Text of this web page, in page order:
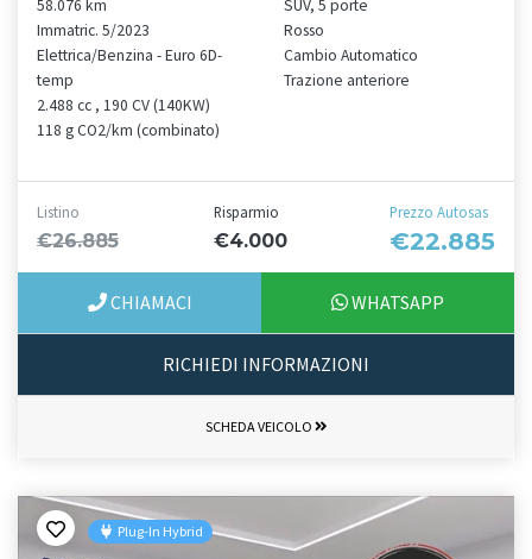
58.076 km
Immatric. 5/2023
Elettrica/Benzina - Euro 6D-
temp
2.488 cc , 190 CV (140KW)
118 g CO2/km (combinato)
SUV, 5 porte
Rosso
Cambio Automatico
Trazione anteriore
Listino
€26.885
Risparmio
€4.000
Prezzo Autosas
€22.885
CHIAMACI WHATSAPP
RICHIEDI INFORMAZIONI
SCHEDA VEICOLO
Plug-In Hybrid